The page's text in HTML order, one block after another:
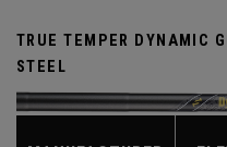
TRUE TEMPER DYNAMIC
STEEL